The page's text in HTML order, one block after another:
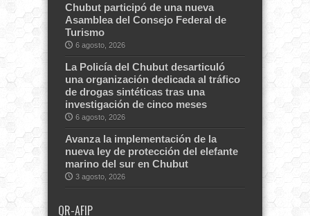
Chubut participó de una nueva
Asamblea del Consejo Federal de
Turismo
6 agosto, 2026
La Policía del Chubut desarticuló
una organización dedicada al tráfico
de drogas sintéticas tras una
investigación de cinco meses
6 agosto, 2026
Avanza la implementación de la
nueva ley de protección del elefante
marino del sur en Chubut
3 agosto, 2026
QR-AFIP